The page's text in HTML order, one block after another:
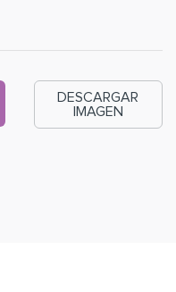
DESCARGAR
IMAGEN